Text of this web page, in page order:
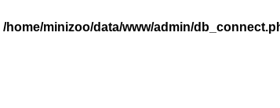
/home/minizoo/data/www/admin/